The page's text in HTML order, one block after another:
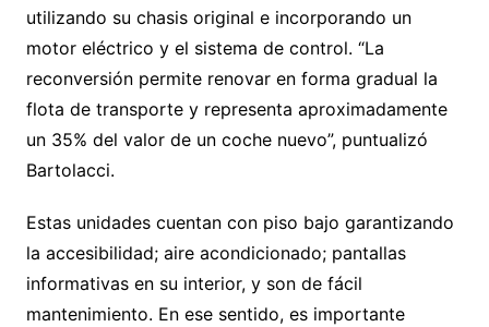
utilizando su chasis original e incorporando un
motor eléctrico y el sistema de control. “La
reconversión permite renovar en forma gradual la
flota de transporte y representa aproximadamente
un 35% del valor de un coche nuevo”, puntualizó
Bartolacci.
Estas unidades cuentan con piso bajo garantizando
la accesibilidad; aire acondicionado; pantallas
informativas en su interior, y son de fácil
mantenimiento. En ese sentido, es importante